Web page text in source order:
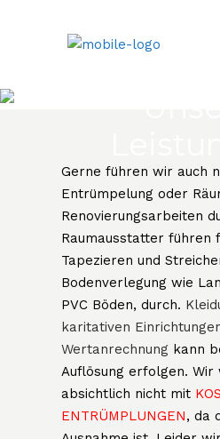
Gerne führen wir auch
Entrümpelung oder
Renovierungsarbeiten
Raumausstatter führen
Tapezieren und
Bodenverlegung wie
PVC Böden, durch.
karitativen
Wertanrechnung kann
Auflösung erfolgen. Wir
absichtlich nicht mit
ENTRÜMPLUNGEN, da